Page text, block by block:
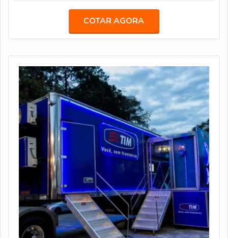
Implementos Rodoviários para o segmento de Pesados,
PIB brasileiro.MAIS INFORMAÇÕES SOBRE O
PRODUTOEm 2019, o destaque ficou para produção de
para
COTAR AGORA